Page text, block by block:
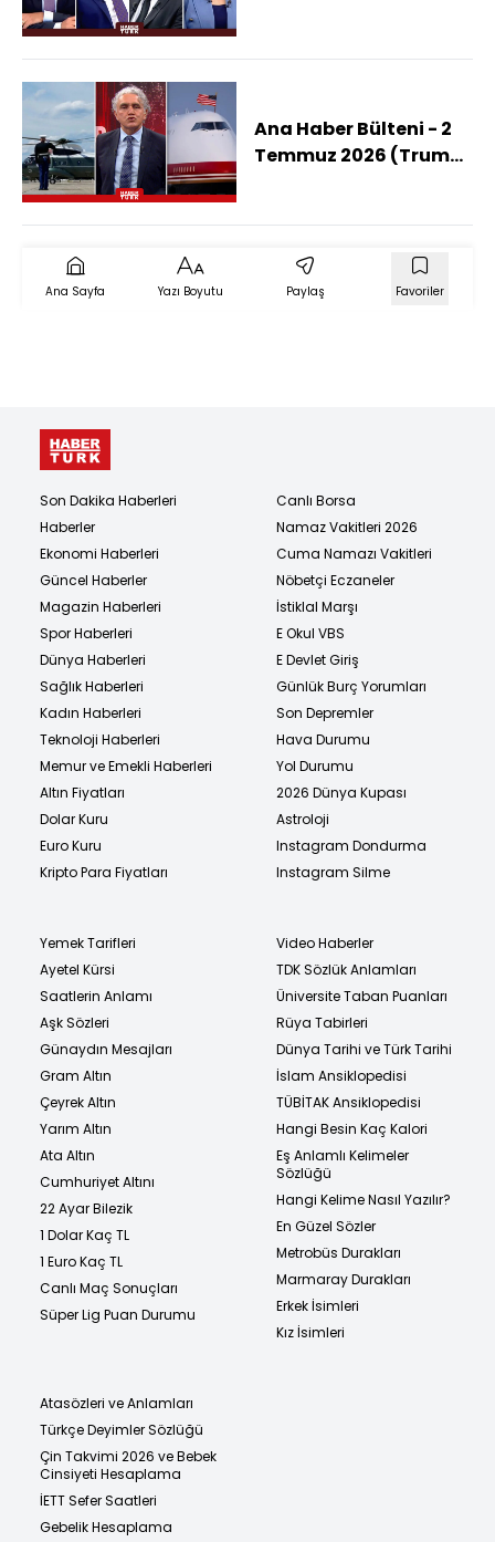
Ana Haber Bülteni - 2
Temmuz 2026 (Trump
Heyet Geliyor)
Ana Sayfa Yazı Boyutu Paylaş Favoriler
Son Dakika Haberleri
Haberler
Ekonomi Haberleri
Güncel Haberler
Magazin Haberleri
Spor Haberleri
Dünya Haberleri
Sağlık Haberleri
Kadın Haberleri
Teknoloji Haberleri
Memur ve Emekli Haberleri
Altın Fiyatları
Dolar Kuru
Euro Kuru
Kripto Para Fiyatları
Canlı Borsa
Namaz Vakitleri 2026
Cuma Namazı Vakitleri
Nöbetçi Eczaneler
İstiklal Marşı
E Okul VBS
E Devlet Giriş
Günlük Burç Yorumları
Son Depremler
Hava Durumu
Yol Durumu
2026 Dünya Kupası
Astroloji
Instagram Dondurma
Instagram Silme
Yemek Tarifleri
Ayetel Kürsi
Saatlerin Anlamı
Aşk Sözleri
Günaydın Mesajları
Gram Altın
Çeyrek Altın
Yarım Altın
Ata Altın
Cumhuriyet Altını
22 Ayar Bilezik
1 Dolar Kaç TL
1 Euro Kaç TL
Canlı Maç Sonuçları
Süper Lig Puan Durumu
Video Haberler
TDK Sözlük Anlamları
Üniversite Taban Puanları
Rüya Tabirleri
Dünya Tarihi ve Türk Tarihi
İslam Ansiklopedisi
TÜBİTAK Ansiklopedisi
Hangi Besin Kaç Kalori
Eş Anlamlı Kelimeler
Sözlüğü
Hangi Kelime Nasıl Yazılır?
En Güzel Sözler
Metrobüs Durakları
Marmaray Durakları
Erkek İsimleri
Kız İsimleri
Atasözleri ve Anlamları
Türkçe Deyimler Sözlüğü
Çin Takvimi 2026 ve Bebek
Cinsiyeti Hesaplama
İETT Sefer Saatleri
Gebelik Hesaplama